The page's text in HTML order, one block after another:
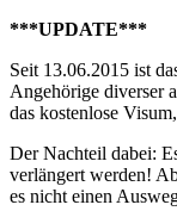
***UPDATE***
Seit 13.06.2015 ist
Angehörige diverser
das kostenlose
Der Nachteil dabei:
verlängert werden!
es nicht einen